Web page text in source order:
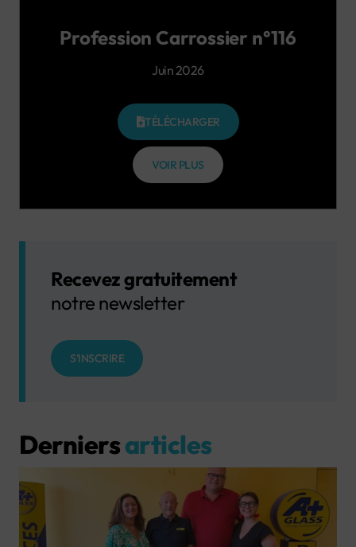
Profession Carrossier n°116
Juin 2026
TÉLÉCHARGER
VOIR PLUS
Recevez gratuitement
notre newsletter
S'INSCRIRE
Derniersarticles